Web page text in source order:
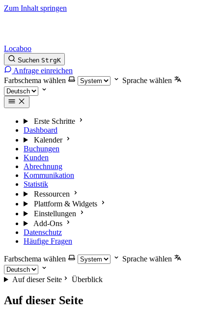
Zum Inhalt springen
Locaboo
Suchen StrgK
Anfrage einreichen
Farbschema wählen
Sprache wählen
Erste Schritte
Dashboard
Kalender
Buchungen
Kunden
Abrechnung
Kommunikation
Statistik
Ressourcen
Plattform & Widgets
Einstellungen
Add-Ons
Datenschutz
Häufige Fragen
Farbschema wählen Sprache wählen
Auf dieser Seite Überblick
Auf dieser Seite